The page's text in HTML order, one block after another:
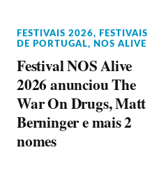
FESTIVAIS 2026,
FESTIVAIS
DE PORTUGAL, NOS ALIVE
Festival NOS Alive
2026 anunciou The
War On Drugs, Matt
Berninger e mais 2
nomes